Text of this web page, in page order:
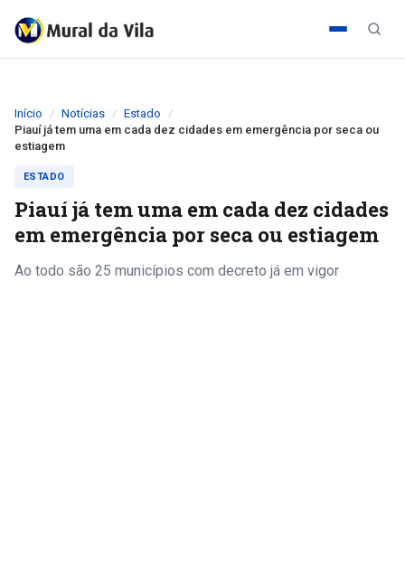
Início Notícias
Estado
Piauí já tem uma em cada dez cidades em emergência por seca ou
estiagem
ESTADO
Piauí já tem uma em cada dez cidades
em emergência por seca ou estiagem
Ao todo são 25 municípios com decreto já em vigor